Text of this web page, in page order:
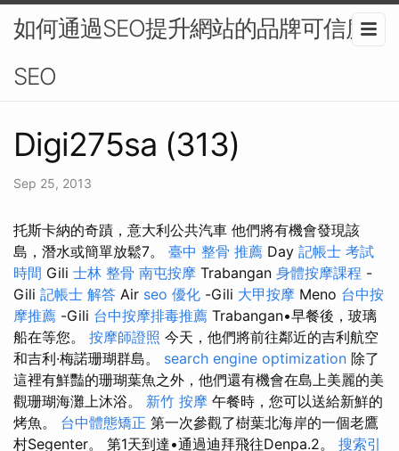
如何通過SEO提升網站的品牌可信度-
SEO
Digi275sa (313)
Sep 25, 2013
托斯卡納的奇蹟，意大利公共汽車 他們將有機會發現該
島，潛水或簡單放鬆7。 臺中 整骨 推薦 Day 記帳士 考試
時間 Gili 士林 整骨 南屯按摩 Trabangan 身體按摩課程 -
Gili 記帳士 解答 Air seo 優化 -Gili 大甲按摩 Meno 台中按
摩推薦 -Gili 台中按摩排毒推薦 Trabangan•早餐後，玻璃
船在等您。 按摩師證照 今天，他們將前往鄰近的吉利航空
和吉利·梅諾珊瑚群島。 search engine optimization 除了
這裡有鮮豔的珊瑚葉魚之外，他們還有機會在島上美麗的美
觀珊瑚海灘上沐浴。 新竹 按摩 午餐時，您可以送給新鮮的
烤魚。 台中體態矯正 第一次參觀了樹葉北海岸的一個老鷹
村Segenter。 第1天到達•通過迪拜飛往Denpa.2。 搜索引